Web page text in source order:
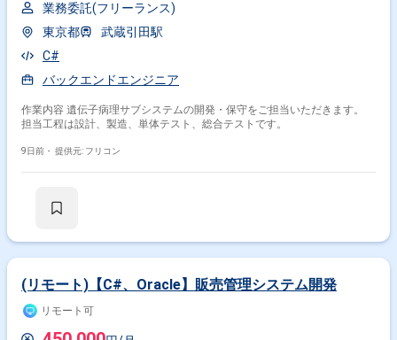
業務委託(フリーランス)
東京都
武蔵引田駅
C#
バックエンドエンジニア
作業内容 遺伝子病理サブシステムの開発・保守をご担当いただきます。
担当工程は設計、製造、単体テスト、総合テストです。
9日前・ 提供元: フリコン
(リモート)【C#、Oracle】販売管理システム開発
リモート可